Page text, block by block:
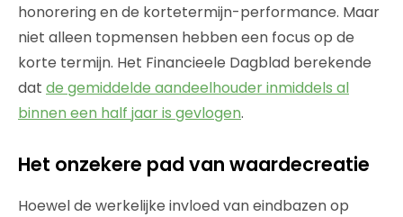
honorering en de kortetermijn-performance. Maar
niet alleen topmensen hebben een focus op de
korte termijn. Het Financieele Dagblad berekende
dat de gemiddelde aandeelhouder inmiddels al
binnen een half jaar is gevlogen.
Het onzekere pad van waardecreatie
Hoewel de werkelijke invloed van eindbazen op